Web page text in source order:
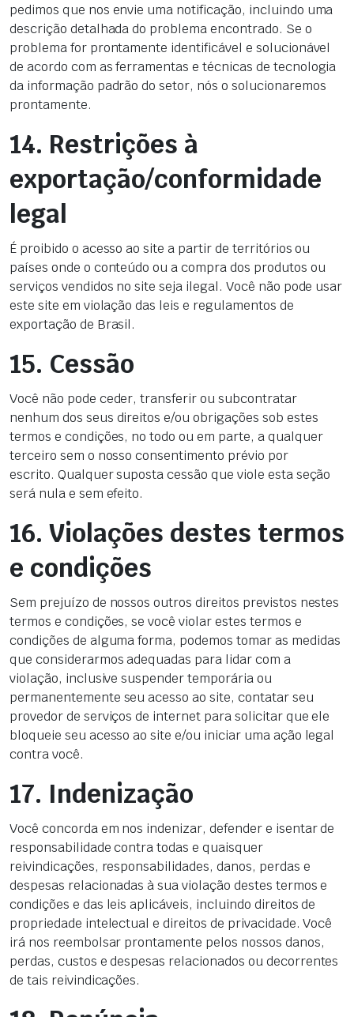
pedimos que nos envie uma notificação, incluindo uma
descrição detalhada do problema encontrado. Se o
problema for prontamente identificável e solucionável
de acordo com as ferramentas e técnicas de tecnologia
da informação padrão do setor, nós o solucionaremos
prontamente.
14. Restrições à
exportação/conformidade
legal
É proibido o acesso ao site a partir de territórios ou
países onde o conteúdo ou a compra dos produtos ou
serviços vendidos no site seja ilegal. Você não pode usar
este site em violação das leis e regulamentos de
exportação de Brasil.
15. Cessão
Você não pode ceder, transferir ou subcontratar
nenhum dos seus direitos e/ou obrigações sob estes
termos e condições, no todo ou em parte, a qualquer
terceiro sem o nosso consentimento prévio por
escrito. Qualquer suposta cessão que viole esta seção
será nula e sem efeito.
16. Violações destes termos
e condições
Sem prejuízo de nossos outros direitos previstos nestes
termos e condições, se você violar estes termos e
condições de alguma forma, podemos tomar as medidas
que considerarmos adequadas para lidar com a
violação, inclusive suspender temporária ou
permanentemente seu acesso ao site, contatar seu
provedor de serviços de internet para solicitar que ele
bloqueie seu acesso ao site e/ou iniciar uma ação legal
contra você.
17. Indenização
Você concorda em nos indenizar, defender e isentar de
responsabilidade contra todas e quaisquer
reivindicações, responsabilidades, danos, perdas e
despesas relacionadas à sua violação destes termos e
condições e das leis aplicáveis, incluindo direitos de
propriedade intelectual e direitos de privacidade. Você
irá nos reembolsar prontamente pelos nossos danos,
perdas, custos e despesas relacionados ou decorrentes
de tais reivindicações.